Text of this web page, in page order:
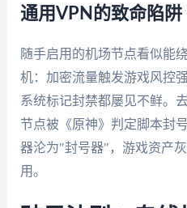
通用VPN的致命陷阱
随手启用的机场节点看似能
机：加密流量触发游戏风控
系统标记封禁都屡见不鲜。
节点被《原神》判定脚本封
器沦为"封号器"，游戏资产
用。